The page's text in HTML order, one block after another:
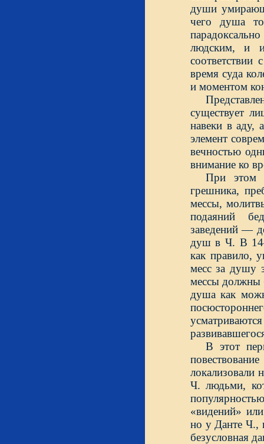
души
чего душа
людским, и
соответствии
время суда
и моментом
существует
навеки в аду,
элемент
вечностью
внимание ко
При этом
грешника,
мессы,
подаяний
заведений —
душ в Ч. В
как правило,
месс за душу
мессы должны
душа как
В этот
локализовали
Ч. людьми,
«видений»
но у Данте Ч.,
безусловная